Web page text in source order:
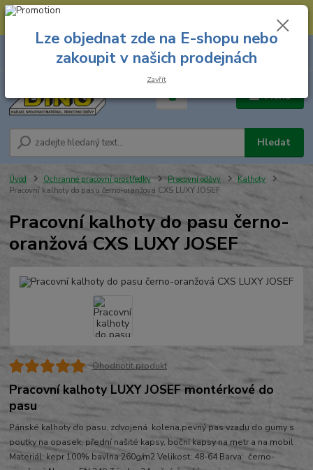
--- Spojovací materiál: 774 431 045 --- Prodejna nářadí: 731 449 423 --
Menu
Hledat
8.00 hod. - 16.00 hod.
za
Úvod Ochranné pracovní prostředky Pracovní oděvy
Kalhoty
Pracovní kalhoty do pasu černo-oranžová CXS LUXY JOSEF
Pracovní kalhoty do pasu černo-
oranžová CXS LUXY JOSEF
Ohodnotit produkt
Pracovní kalhoty LUXY JOSEF montérkové do
pasu
Pánské kalhoty do pasu, zdvojená kolena,pevný pas vzadu do gumy s
poutky na opasek, přední našité kapsy, boční kapsy na metr a na mobil
Materiál: kepr 100% bavlna 260g/m2 Velikost: 48-64 Barva: černo-
Lze objednat zde na E-shopu nebo
zakoupit v našich prodejnách
Zavřít